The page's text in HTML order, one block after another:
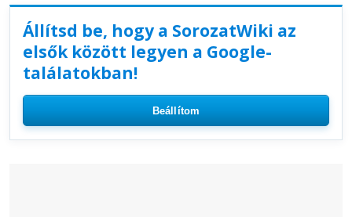
Állítsd be, hogy a SorozatWiki az
elsők között legyen a Google-
találatokban!
Beállítom